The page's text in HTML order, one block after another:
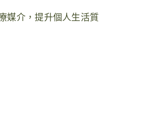
媒介，提升個人生活質